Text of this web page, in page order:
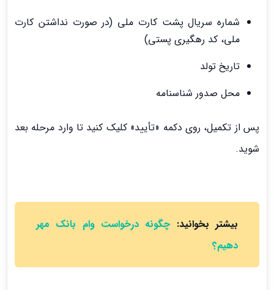
شماره سریال پشت کارت ملی (در صورت نداشتن کارت
ملی، کد رهگیری پستی)
تاریخ تولد
محل صدور شناسنامه
پس از تکمیل، روی دکمه «تأیید» کلیک کنید تا وارد مرحله بعد
شوید.
بیشتر بخوانید: چگونه درخواست وام بانک مهر
دهیم؟